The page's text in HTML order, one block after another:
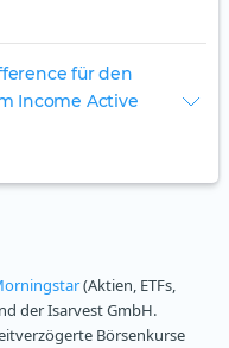
für den
Income Active
(Aktien, ETFs,
der Isarvest GmbH.
Börsenkurse